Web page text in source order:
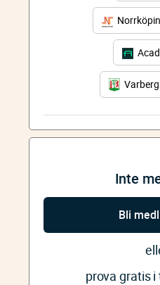
Inte
Bli
prova gratis